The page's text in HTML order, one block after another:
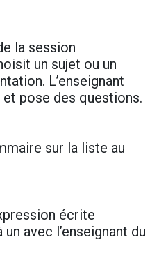
la session
un sujet ou un
L’enseignant
pose des questions.
sur la liste au
écrite
avec l’enseignant du